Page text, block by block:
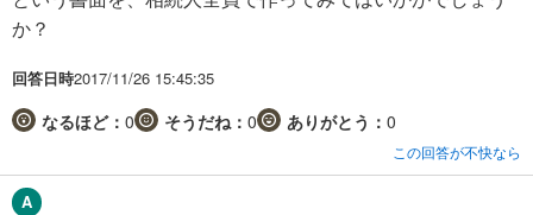
か？
回答日時2017/11/26 15:45:35
なるほど： 0 そうだね： 0 ありがとう： 0
この回答が不快なら